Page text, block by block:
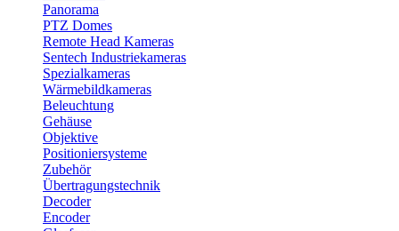
Panorama
PTZ Domes
Remote Head Kameras
Sentech Industriekameras
Spezialkameras
Wärmebildkameras
Beleuchtung
Gehäuse
Objektive
Positioniersysteme
Zubehör
Übertragungstechnik
Decoder
Encoder